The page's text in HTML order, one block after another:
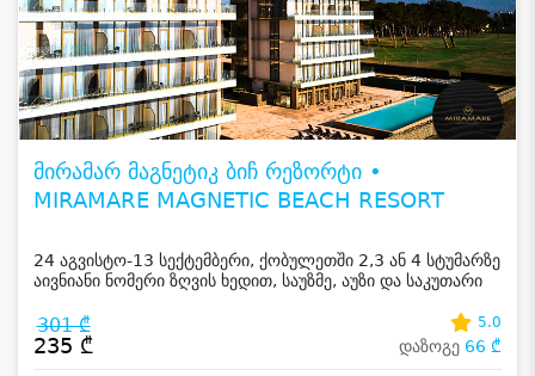
მირამარ მაგნეტიკ ბიჩ რეზორტი •
MIRAMARE MAGNETIC BEACH RESORT
24 აგვისტო-13 სექტემბერი, ქობულეთში 2,3 ან 4 სტუმარზე
აივნიანი ნომერი ზღვის ხედით, საუზმე, აუზი და საკუთარი
301 ₾
235 ₾
5.0
დაზოგე 66 ₾